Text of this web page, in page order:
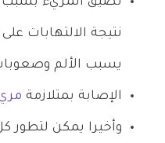
نتيجة الالتهابات
يسبب الألم
الإصابة بمتلازمة
وأخيرا يمكن لتطور